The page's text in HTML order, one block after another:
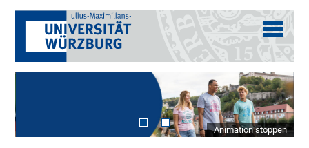
Animation stoppen